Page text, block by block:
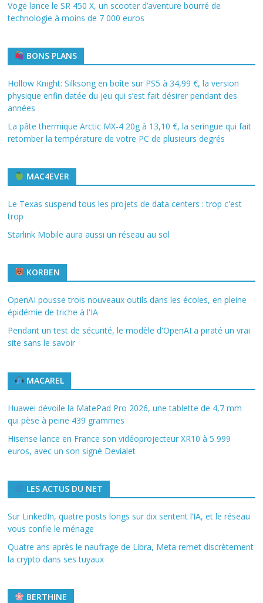
Voge lance le SR 450 X, un scooter d’aventure bourré de
technologie à moins de 7 000 euros
BONS PLANS
Hollow Knight: Silksong en boîte sur PS5 à 34,99 €, la version
physique enfin datée du jeu qui s’est fait désirer pendant des
années
La pâte thermique Arctic MX-4 20g à 13,10 €, la seringue qui fait
retomber la température de votre PC de plusieurs degrés
MAC4EVER
Le Texas suspend tous les projets de data centers : trop c'est
trop
Starlink Mobile aura aussi un réseau au sol
KORBEN
OpenAI pousse trois nouveaux outils dans les écoles, en pleine
épidémie de triche à l'IA
Pendant un test de sécurité, le modèle d'OpenAI a piraté un vrai
site sans le savoir
MACAREL
Huawei dévoile la MatePad Pro 2026, une tablette de 4,7 mm
qui pèse à peine 439 grammes
Hisense lance en France son vidéoprojecteur XR10 à 5 999
euros, avec un son signé Devialet
LES ACTUS DU NET
Sur LinkedIn, quatre posts longs sur dix sentent l’IA, et le réseau
vous confie le ménage
Quatre ans après le naufrage de Libra, Meta remet discrètement
la crypto dans ses tuyaux
BERTHINE